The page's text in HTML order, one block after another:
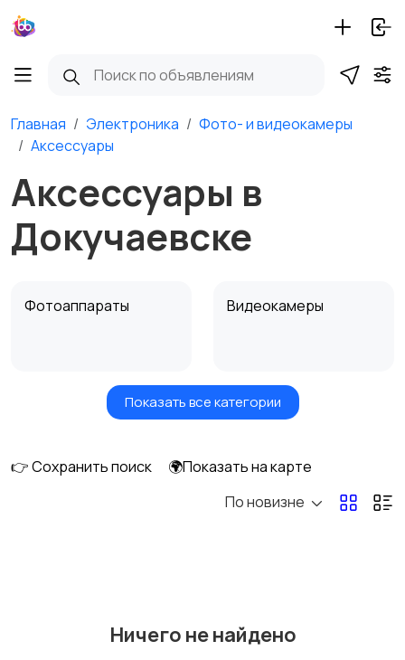
Главная Электроника
Фото- и видеокамеры
Аксессуары
Аксессуары в
Докучаевске
Фотоаппараты Видеокамеры
Видеонаблюдение Объективы
Аксессуары
стабилизаторы
оборудование
Показать все категории
👉 Сохранить поиск
🌍Показать на карте
По новизне
Ничего не найдено